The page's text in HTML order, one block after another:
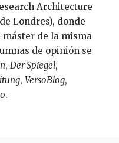
Architecture
Londres), donde
de la misma
de opinión se
, Der Spiegel,
, VersoBlog,
.